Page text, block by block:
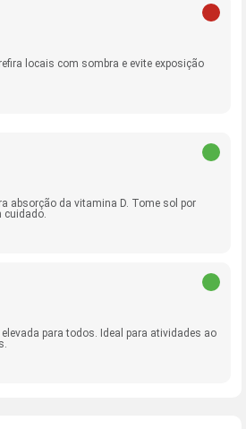
locais com sombra e evite exposição
absorção da vitamina D. Tome sol por
cuidado.
para todos. Ideal para atividades ao